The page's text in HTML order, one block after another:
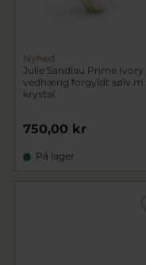
Nyhed
Julie Sandlau Prime Ivory
vedhæng forgyldt sølv m.
krystal
750,00 kr
På lager